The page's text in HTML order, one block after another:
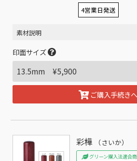
4営業日発送
素材説明
印面サイズ
ご購入手続きへ
彩樺 （さいか）
グリーン購入法適合